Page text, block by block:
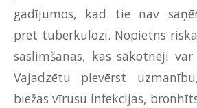
gadījumos, kad tie nav
pret tuberkulozi. Nopietns
saslimšanas, kas sākotnēji
Vajadzētu pievērst
biežas vīrusu infekcijas,